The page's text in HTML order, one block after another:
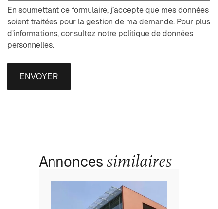
En soumettant ce formulaire, j’accepte que mes données
soient traitées pour la gestion de ma demande. Pour plus
d’informations, consultez notre politique de données
personnelles.
ENVOYER
Annonces similaires